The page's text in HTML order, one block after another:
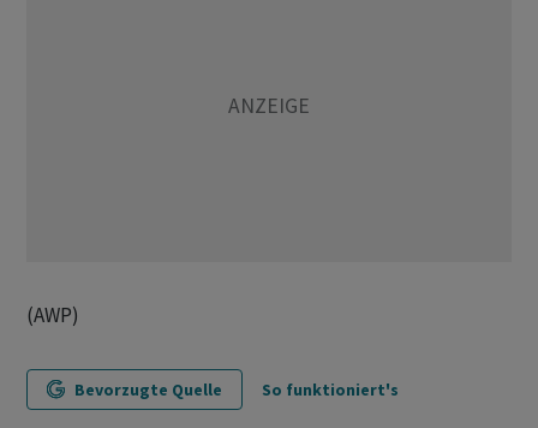
(AWP)
Bevorzugte Quelle So funktioniert's